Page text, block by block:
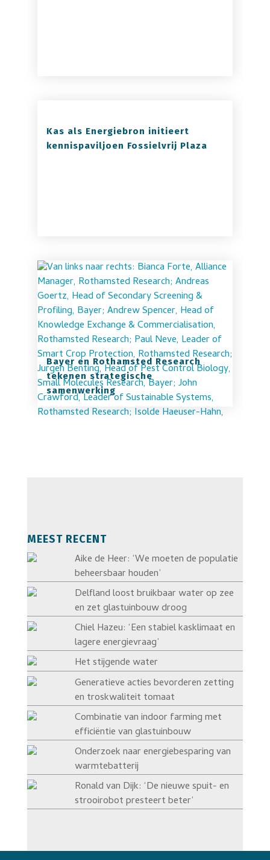
Kas als Energiebron initieert
kennispaviljoen Fossielvrij Plaza
Bayer en Rothamsted Research
tekenen strategische
samenwerking
MEEST RECENT
Aike de Heer: ‘We moeten de populatie
beheersbaar houden’
Delfland loost bruikbaar water op zee
en zet glastuinbouw droog
Chiel Hazeu: ‘Een stabiel kasklimaat en
lagere energievraag’
Het stijgende water
Generatieve acties bevorderen zetting
en troskwaliteit tomaat
Combinatie van indoor farming met
efficiëntie van glastuinbouw
Onderzoek naar energiebesparing van
warmtebatterij
Ronald van Dijk: ‘De nieuwe spuit- en
strooirobot presteert beter’